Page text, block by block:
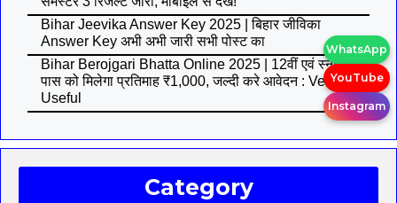
Bihar Jeevika Answer Key 2025 | बिहार जीविका
Answer Key अभी अभी जारी सभी पोस्ट का
Bihar Berojgari Bhatta Online 2025 | 12वीं एवं स्नातक
पास को मिलेगा प्रतिमाह ₹1,000, जल्दी करे आवेदन : Very
Useful
Category
WhatsApp
YouTube
Instagram